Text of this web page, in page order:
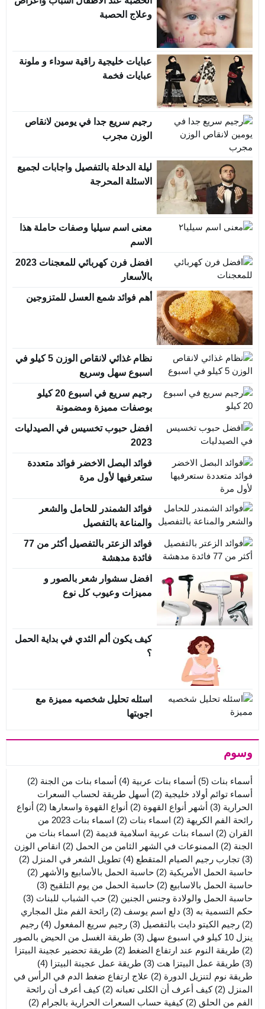
وعلاج الحصبة
عبايات خليجية راقية سوداء و ملونة
عبايات فخمة
رجيم سريع جدا في يومين لانقاص
الوزن مجرب
ليلة الدخلة بالتفصيل واجابات لجميع
الاسئلة المحرجة
معنى اسم سيليا وصفات حاملة هذا
الاسم
افضل فرن كهربائي للمعجنات 2023
بالأسعار
أهم فوائد شمع العسل للمتزوجين
نظام غذائي لانقاص الوزن 5 كيلو في
اسبوع سهل وسريع
رجيم سريع في اسبوع 20 كيلو
بوصفات مميزة ومضمونة
افضل حبوب تخسيس في الصيدليات
2023
فوائد البصل الاخضر فوائد متعددة
ستعرفيها لأول مرة
فوائد الشمندر للحامل والشعر
والمناعة بالتفصيل
فوائد الزعتر بالتفصيل أكثر من 77
فائدة مدهشة
افضل سشوار شعر بالصور و
مميزات وعيوب كل نوع
كيف يكون ألم الثدي في بداية الحمل
؟
اسئله تحليل شخصيه مميزة مع
اجوبتها
وسوم
أسماء بنات (5) أسماء بنات عربية (4) أسماء بنات من الجنة (2)
أسماء توائم أولاد خليجية (2)
أسهل طريقة لحساب السعرات
الحرارية (3) أشهر أنواع القهوة (2) أنواع القهوة واسعارها (2)
أنواع
رائحة الفم الكريهة (2) اسماء بنات (2)
اسماء بنات 2023 من
القران (2) اسماء بنات عربية اسلامية قديمة (2)
اسماء بنات من
الجنة (2) الممنوعات في الشهر الثامن من الحمل (2)
انقاص الوزن
(3)
تجارب رجيم الصيام المتقطع (4) تطويل الشعر في المنزل (2)
حاسبة الحمل الأمريكية (2) حاسبة الحمل بالأسابيع والأشهر (2)
حاسبة الحمل بالاسابيع (2) حاسبة الحمل من يوم التلقيح (3)
حاسبة الحمل والولادة وجنس الجنين (2) حب الشباب للبنات (3)
حكم التسمية به (3) دلع اسم يوسف (2)
رائحة الفم مثل المجاري
(2)
رجيم الكيتو دايت بالتفصيل (3) رجيم سريع المفعول (4)
رجيم
ينزل 10 كيلو في اسبوع سهل
(3)
طريقة الغسل من الحيض بالصور
(2)
طريقة النوم عند ارتفاع الضغط (2)
طريقة تحضير عجينة البيتزا
(3)
طريقة عمل البيتزا هت (3) طريقة عمل عجينة البيتزا (4)
طريقة نوم لتنزيل الدورة (2)
علاج ارتفاع ضغط الدم في الرأس في
المنزل (2) كيف أعرف أن الكلى تعبانه (2)
كيف أعرف أن رائحة
الفم من الحلق (2) كيفية حساب السعرات الحرارية بالجرام (2)